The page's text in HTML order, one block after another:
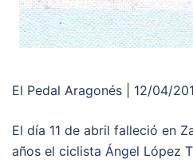
El Pedal Aragonés | 12/04/
El día 11 de abril falleció en
años el ciclista Ángel López